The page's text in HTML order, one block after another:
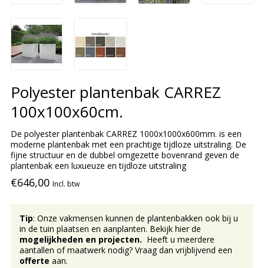
Polyester plantenbak CARREZ
100x100x60cm.
De polyester plantenbak CARREZ 1000x1000x600mm. is een
moderne plantenbak met een prachtige tijdloze uitstraling. De
fijne structuur en de dubbel omgezette bovenrand geven de
plantenbak een luxueuze en tijdloze uitstraling
€646,00 Incl. btw
Tip: Onze vakmensen kunnen de plantenbakken ook bij u
in de tuin plaatsen en aanplanten. Bekijk hier de
mogelijkheden en projecten. Heeft u meerdere
aantallen of maatwerk nodig? Vraag dan vrijblijvend een
offerte aan.